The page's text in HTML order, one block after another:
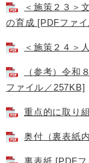
＜施策２３＞
の育成 [PDFファ
＜施策２４＞
（参考）令和
ファイル／257KB]
重点的に取り
奥付（裏表紙